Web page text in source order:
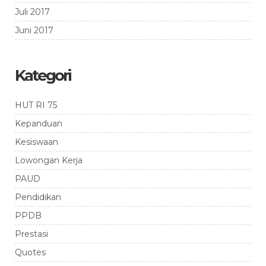
Juli 2017
Juni 2017
Kategori
HUT RI 75
Kepanduan
Kesiswaan
Lowongan Kerja
PAUD
Pendidikan
PPDB
Prestasi
Quotes